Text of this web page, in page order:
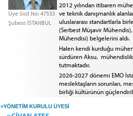
Üye Sicil No: 47533
Şubesi: İSTANBUL
2012 yılından itibaren
ve teknik danışmanlık
uluslararası standartlarla
(Serbest Müşavir
Mühendisi) belgelerini aldı.
Halen kendi kurduğu
sürdüren Aksu,
tutmaktadır.
2026-2027 dönemi EMO
meslektaşların sorunları,
birliği kültürünün
>YÖNETİM KURULU ÜYESİ